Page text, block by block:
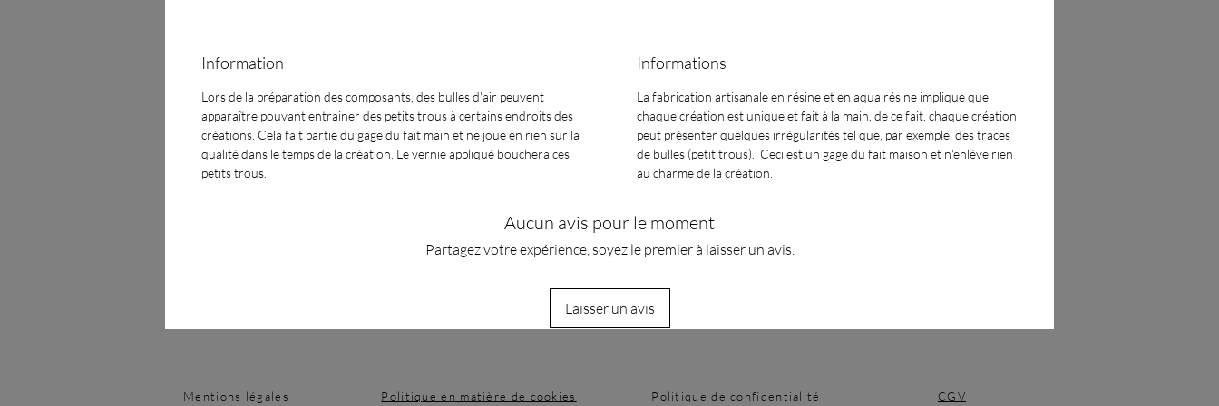
Information
Lors de la préparation des composants, des bulles d'air peuvent
apparaître pouvant entrainer des petits trous à certains endroits des
créations. Cela fait partie du gage du fait main et ne joue en rien sur la
qualité dans le temps de la création. Le vernie appliqué bouchera ces
petits trous.
Informations
La fabrication artisanale en résine et en aqua résine implique que
chaque création est unique et fait à la main, de ce fait, chaque création
peut présenter quelques irrégularités tel que, par exemple, des traces
de bulles (petit trous). Ceci est un gage du fait maison et n'enlève rien
au charme de la création.
Aucun avis pour le moment
Partagez votre expérience, soyez le premier à laisser un avis.
Laisser un avis
Mentions légales Politique en matière de cookies Politique de confidentialité CGV